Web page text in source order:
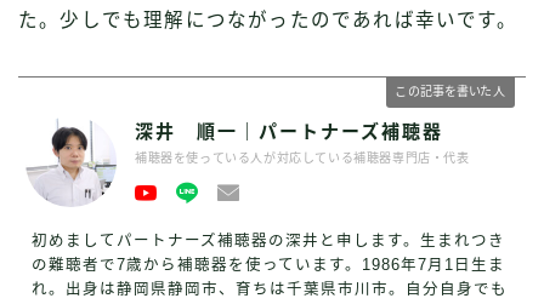
た。少しでも理解につながったのであれば幸いです。
この記事を書いた人
深井 順一｜パートナーズ補聴器
補聴器を使っている人が対応している補聴器専門店・代表
初めましてパートナーズ補聴器の深井と申します。生まれつき
の難聴者で7歳から補聴器を使っています。1986年7月1日生ま
れ。出身は静岡県静岡市、育ちは千葉県市川市。自分自身でも